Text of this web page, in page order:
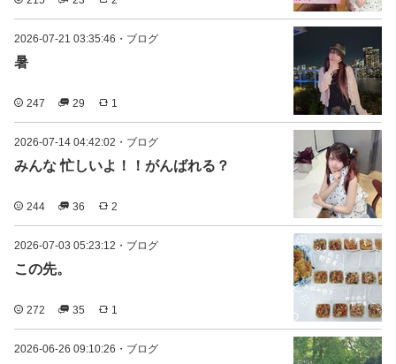
2026-07-21 03:35:46 ・ ブログ
暑
247 29 1
2026-07-14 04:42:02 ・ ブログ
みんな 忙しいよ！！がんばれる？
244 36 2
2026-07-03 05:23:12 ・ ブログ
この先。
272 35 1
2026-06-26 09:10:26 ・ ブログ